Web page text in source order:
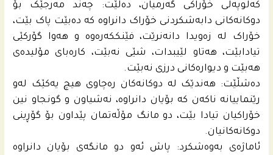
کەلوپەلی خۆراکی گەرمیان، دەڵێت: چەند مەرجێک بۆ
دوکانەکانی دابەشكردنی خۆراک دانراوە کە دەبێت پاک بێت،
خۆراک لە زەویدا دانەنرێت، فێنککەرەوە و هەوا گۆرکێی
تیادابێت، هەتاو لێیبدات، شێی نەبێت، کارەبای مۆلیدەی
هەبێت و دیوارەکانی درزی نەبێت.
دەشڵێت: هەندێک لە دوکانه‌كان رەچاوی هیچ یەکێک لەو
رێنماییانە ناکەن کە بۆیان دانراوە، نەشیاون و گونجاو نین
خۆراکیان تیادا بێت، دو مانگ مۆڵەتمان پێداون بۆ گۆڕینی
دوکانەکانیان.
ئاماژەی بەوەشکرد: پاش ئەو دو مانگەی بۆیان دانراوە